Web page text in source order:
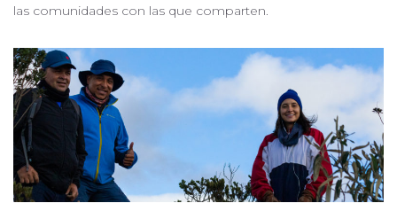
las comunidades con las que comparten.